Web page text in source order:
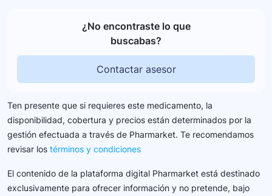
¿No encontraste lo que
buscabas?
Contactar asesor
Ten presente que si requieres este medicamento, la
disponibilidad, cobertura y precios están determinados por la
gestión efectuada a través de Pharmarket. Te recomendamos
revisar los términos y condiciones
El contenido de la plataforma digital Pharmarket está destinado
exclusivamente para ofrecer información y no pretende, bajo